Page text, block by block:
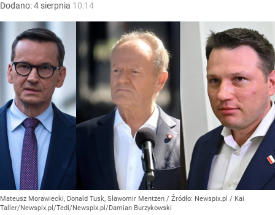
Dodano:4 sierpnia 10:14
Mateusz Morawiecki, Donald Tusk, Sławomir Mentzen / Źródło: Newspix.pl / Kai
Taller/Newspix.pl/Tedi/Newspix.pl/Damian Burzykowski